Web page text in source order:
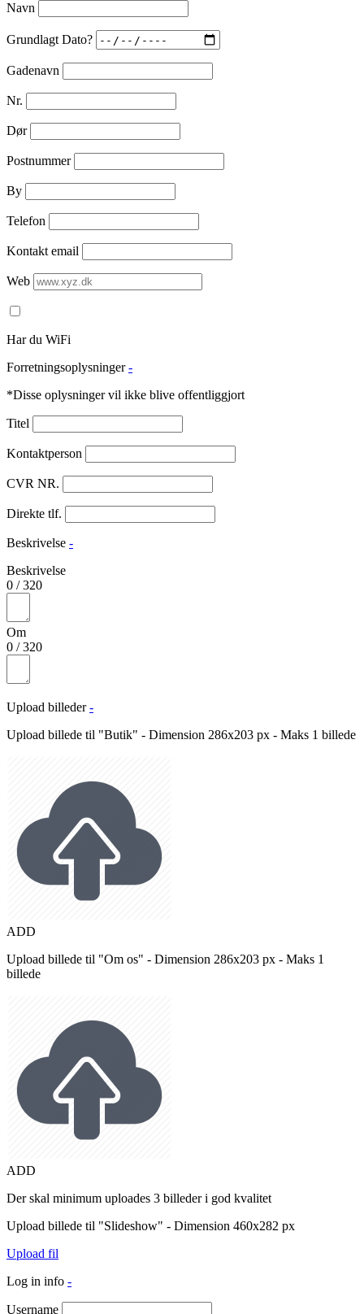
Navn
Grundlagt Dato?
Gadenavn
Nr.
Dør
Postnummer
By
Telefon
Kontakt email
Web
Har du WiFi
Forretningsoplysninger -
*Disse oplysninger vil ikke blive offentliggjort
Titel
Kontaktperson
CVR NR.
Direkte tlf.
Beskrivelse -
Beskrivelse
0 /320
Om
0 /320
Upload billeder -
Upload billede til "Butik" - Dimension 286x203 px - Maks 1 billede
ADD
Upload billede til "Om os" - Dimension 286x203 px - Maks 1
billede
ADD
Der skal minimum uploades 3 billeder i god kvalitet
Upload billede til "Slideshow" - Dimension 460x282 px
Upload fil
Log in info -
Username